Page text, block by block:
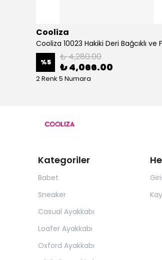
Cooliza
%5 ₺ 4,280.00
₺ 4,066.00
2 Renk 5 Numara
Kategoriler
Babet
Sneaker
Casual Ayakkabı
Loafer Ayakkabı
Oxford Ayakkabı